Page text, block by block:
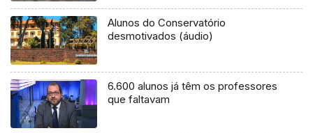
Alunos do Conservatório
desmotivados (áudio)
6.600 alunos já têm os professores
que faltavam